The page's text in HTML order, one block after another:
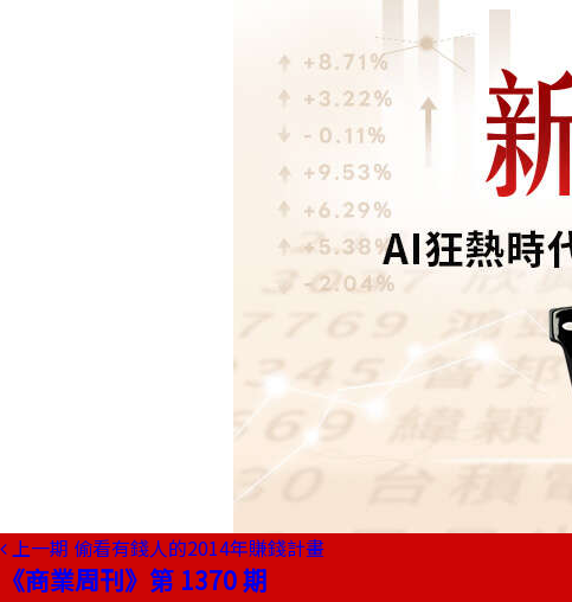
上一期 偷看有錢人的2014年賺錢計畫
《商業周刊》第 1370 期